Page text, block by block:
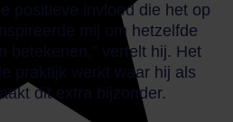
positieve invloed die het op
mij om hetzelfde
betekenen,” vertelt hij. Het
praktijk werkt waar hij als
dit extra bijzonder.